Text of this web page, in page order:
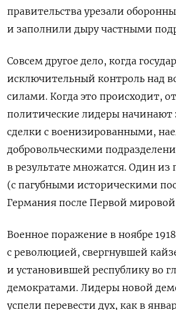
правительства урезали
и заполнили дыру частными
Совсем другое дело, когда
исключительный контроль над
силами. Когда это происходит,
политические лидеры начинают
сделки с военизированными,
добровольческими
в результате множатся. Один из
(с пагубными историческими
Германия после Первой
Военное поражение в ноябре
с революцией, свергнувшей
и установившей республику во
демократами. Лидеры новой
успели перевести дух, как в